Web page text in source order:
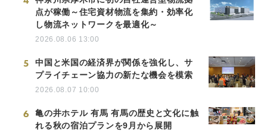
点が稼働～住宅資材物流を集約・効率化
し物流ネットワークを最適化～
2026.08.06 13:00
5
中国と米国の経済界が関係を強化し、サ
プライチェーン協力の新たな機会を模索
2026.08.07 10:00
6
亀の井ホテル 有馬 有馬の歴史と文化に触
れる秋の宿泊プランを9月から展開